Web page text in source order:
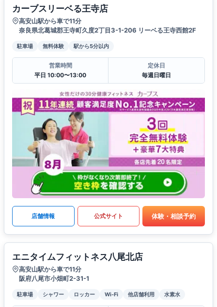
カーブスリーベる王寺店
高安山駅から車で11分
奈良県北葛城郡王寺町久度2丁目3-1-206 リーベる王寺西館2F
駐車場 無料体験 駅から5分以内
営業時間
平日 10:00〜13:00
定休日
毎週日曜日
店舗情報 公式サイト 体験・相談予約
エニタイムフィットネス八尾北店
高安山駅から車で11分
阪府八尾市小畑町2-31-1
駐車場 シャワー ロッカー Wi-Fi 他店舗利用 水素水